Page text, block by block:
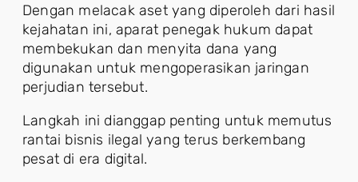
Dengan melacak aset yang diperoleh dari hasil
kejahatan ini, aparat penegak hukum dapat
membekukan dan menyita dana yang
digunakan untuk mengoperasikan jaringan
perjudian tersebut.
Langkah ini dianggap penting untuk memutus
rantai bisnis ilegal yang terus berkembang
pesat di era digital.